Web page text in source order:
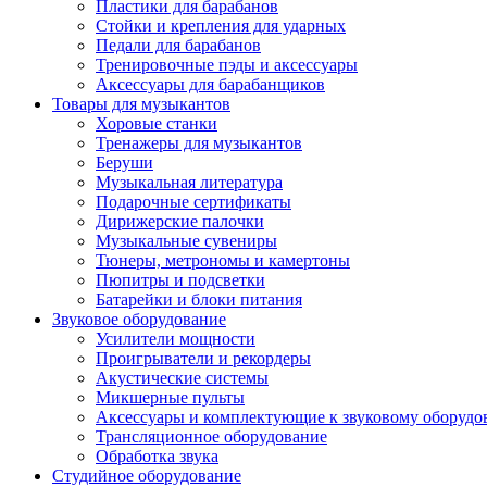
Пластики для барабанов
Стойки и крепления для ударных
Педали для барабанов
Тренировочные пэды и аксессуары
Аксессуары для барабанщиков
Товары для музыкантов
Хоровые станки
Тренажеры для музыкантов
Беруши
Музыкальная литература
Подарочные сертификаты
Дирижерские палочки
Музыкальные сувениры
Тюнеры, метрономы и камертоны
Пюпитры и подсветки
Батарейки и блоки питания
Звуковое оборудование
Усилители мощности
Проигрыватели и рекордеры
Акустические системы
Микшерные пульты
Аксессуары и комплектующие к звуковому
Трансляционное оборудование
Обработка звука
Студийное оборудование